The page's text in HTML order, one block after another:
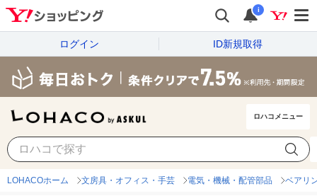
i
ログイン ID新規取得
ロハコメニュー
LOHACOホーム 文房具・オフィス・手芸 電気・機械・配管部品 ベアリ